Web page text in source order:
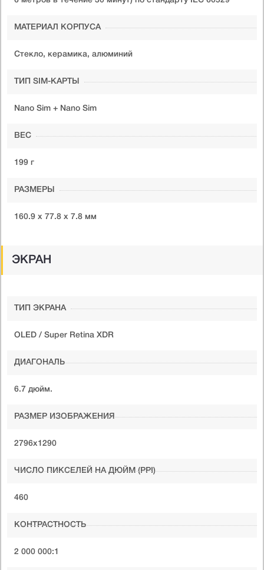
МАТЕРИАЛ КОРПУСА
Стекло, керамика, алюминий
ТИП SIM-КАРТЫ
Nano Sim + Nano Sim
ВЕС
199 г
РАЗМЕРЫ
160.9 x 77.8 x 7.8 мм
ЭКРАН
ТИП ЭКРАНА
OLED / Super Retina XDR
ДИАГОНАЛЬ
6.7 дюйм.
РАЗМЕР ИЗОБРАЖЕНИЯ
2796x1290
ЧИСЛО ПИКСЕЛЕЙ НА ДЮЙМ (PPI)
460
КОНТРАСТНОСТЬ
2 000 000:1